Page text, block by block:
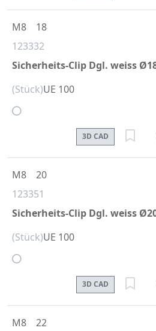
123332
Sicherheits-Clip Dgl. weiss
M8 18
(Stück)UE 100
3D CAD
123351
Sicherheits-Clip Dgl. weiss
M8 20
(Stück)UE 100
3D CAD
M8 22